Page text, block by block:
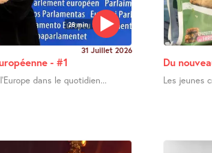
28 min
31 Juillet 2026
- #1
dans le quotidien...
Du
Les jeunes